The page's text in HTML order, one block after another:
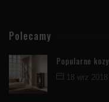
Polecamy
Popularne kozy
18 wrz 2018